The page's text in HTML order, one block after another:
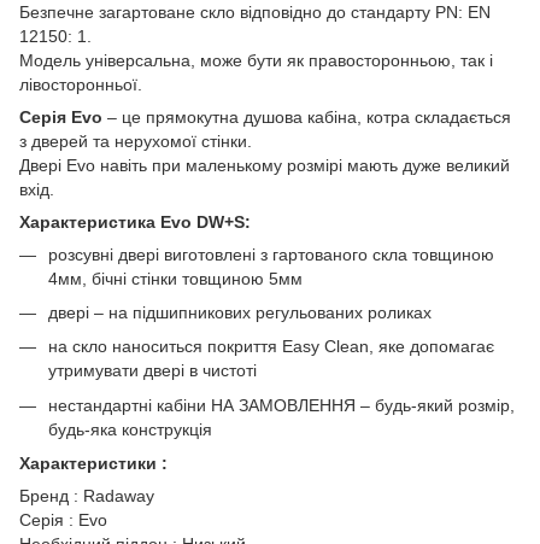
Безпечне загартоване скло відповідно до стандарту PN: EN
12150: 1.
Модель універсальна, може бути як правосторонньою, так і
лівосторонньої.
Серія Evo – це прямокутна душова кабіна, котра складається
з дверей та нерухомої стінки.
Двері Evo навіть при маленькому розмірі мають дуже великий
вхід.
Характеристика Evo DW+S:
розсувні двері виготовлені ​з гартованого скла товщиною
4мм, бічні стінки товщиною 5мм
двері – на підшипникових регульованих роликах
на скло наноситься покриття Easy Clean, яке допомагає
утримувати двері в чистоті
нестандартні кабіни НА ЗАМОВЛЕННЯ – будь-який розмір,
будь-яка конструкція
Характеристики :
Бренд : Radaway
Серія : Evo